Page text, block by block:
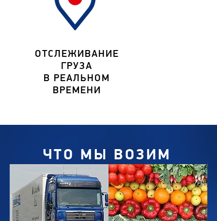
ОТСЛЕЖИВАНИЕ
ГРУЗА
В РЕАЛЬНОМ
ВРЕМЕНИ
ЧТО МЫ ВОЗИМ